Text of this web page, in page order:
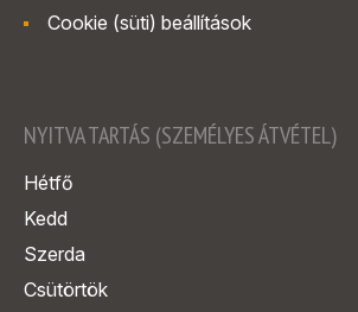
Cookie (süti) beállítások
NYITVA TARTÁS (SZEMÉLYES ÁTVÉTEL)
Hétfő
Kedd
Szerda
Csütörtök